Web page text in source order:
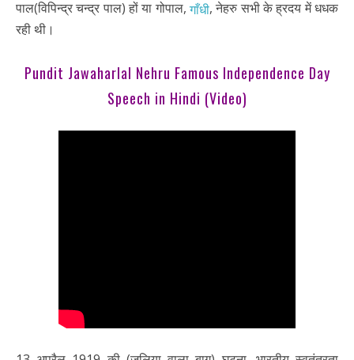
पाल(विपिन्द्र चन्द्र पाल) हों या गोपाल,गाँधी, नेहरु सभी के ह्रदय में धधक
रही थी।
Pundit Jawaharlal Nehru Famous Independence Day
Speech in Hindi (Video)